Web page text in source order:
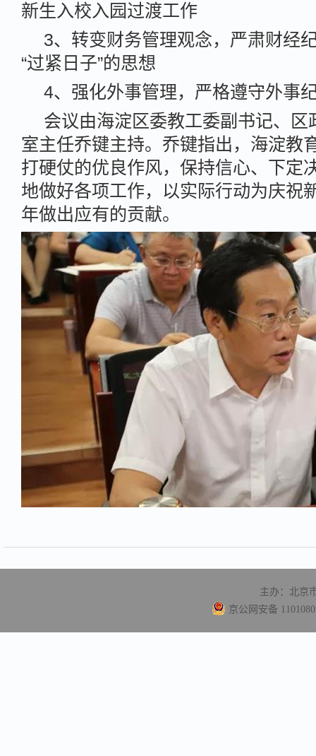
新生入校入园过渡工作
3、转变财务管理观念，严肃财经
“过紧日子”的思想
4、强化外事管理，严格遵守外事
会议由海淀区委教工委副书记、区
室主任乔键主持。乔键指出，海淀教
打硬仗的优良作风，保持信心、下定
地做好各项工作，以实际行动为庆祝
年做出应有的贡献。
主办：北京
京公网安备